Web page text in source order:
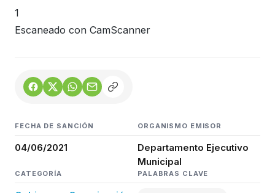
1
Escaneado con CamScanner
FECHA DE SANCIÓN
04/06/2021
ORGANISMO EMISOR
Departamento Ejecutivo
Municipal
CATEGORÍA PALABRAS CLAVE